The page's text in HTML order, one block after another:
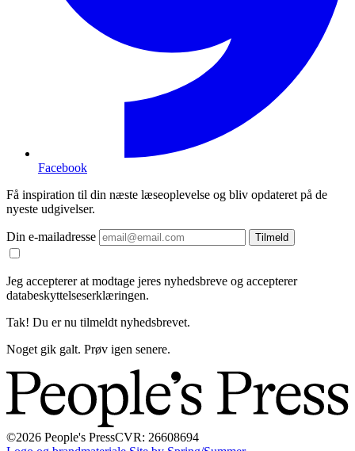
Facebook
Få inspiration til din næste læseoplevelse og bliv opdateret på de
nyeste udgivelser.
Din e-mailadresse Tilmeld
Jeg accepterer at modtage jeres nyhedsbreve og accepterer
databeskyttelseserklæringen.
Tak! Du er nu tilmeldt nyhedsbrevet.
Noget gik galt. Prøv igen senere.
©2026 People's PressCVR: 26608694